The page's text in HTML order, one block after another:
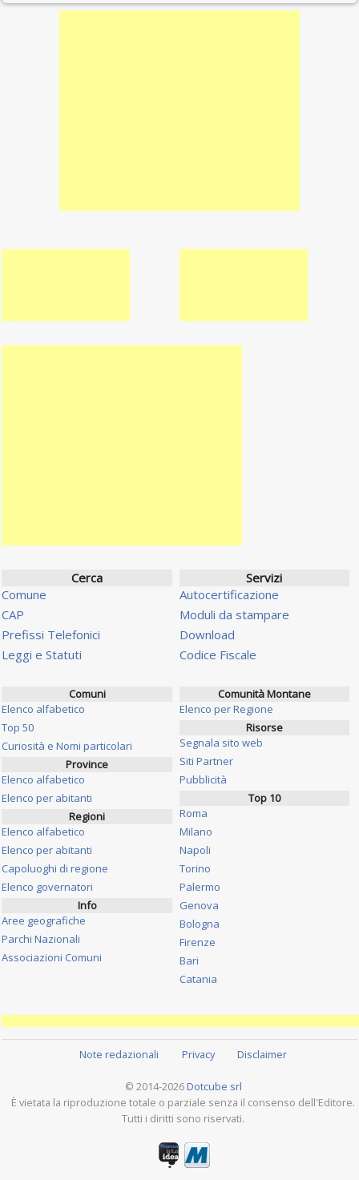
Cerca
Comune
CAP
Prefissi Telefonici
Leggi e Statuti
Servizi
Autocertificazione
Moduli da stampare
Download
Codice Fiscale
Comuni
Elenco alfabetico
Top 50
Curiosità e Nomi particolari
Province
Elenco alfabetico
Elenco per abitanti
Regioni
Elenco alfabetico
Elenco per abitanti
Capoluoghi di regione
Elenco governatori
Info
Aree geografiche
Parchi Nazionali
Associazioni Comuni
Comunità Montane
Elenco per Regione
Risorse
Segnala sito web
Siti Partner
Pubblicità
Top 10
Roma
Milano
Napoli
Torino
Palermo
Genova
Bologna
Firenze
Bari
Catania
Note redazionali Privacy Disclaimer
© 2014-2026 Dotcube srl
È vietata la riproduzione totale o parziale senza il consenso dell'Editore.
Tutti i diritti sono riservati.